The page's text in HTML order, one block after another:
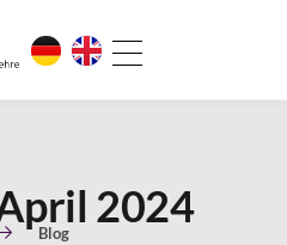
2024
Blog